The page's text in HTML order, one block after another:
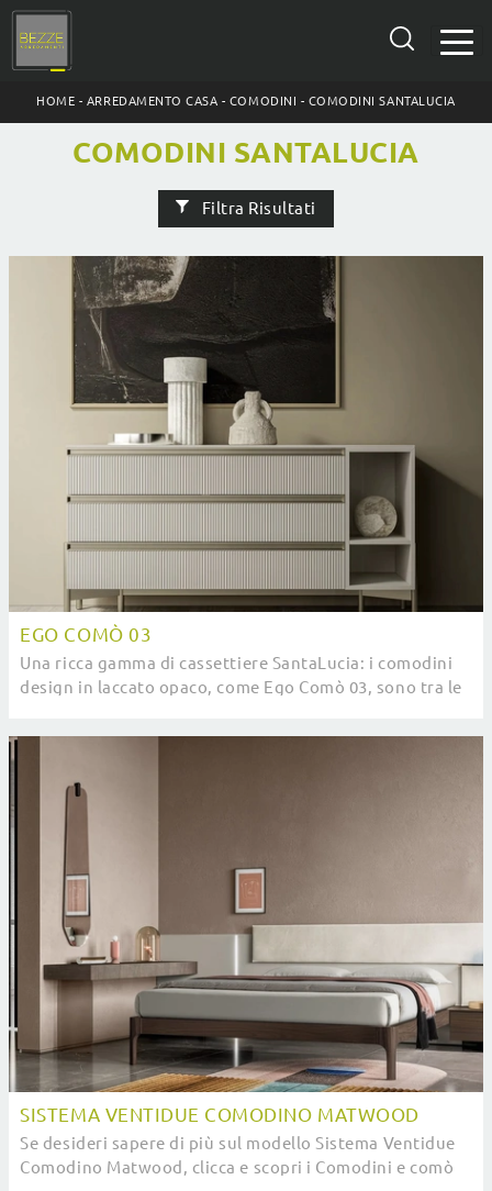
HOME - ARREDAMENTO CASA - COMODINI - COMODINI SANTALUCIA
COMODINI SANTALUCIA
Filtra Risultati
EGO COMÒ 03
Una ricca gamma di cassettiere SantaLucia: i comodini
design in laccato opaco, come Ego Comò 03, sono tra le
SISTEMA VENTIDUE COMODINO MATWOOD
Se desideri sapere di più sul modello Sistema Ventidue
Comodino Matwood, clicca e scopri i Comodini e comò